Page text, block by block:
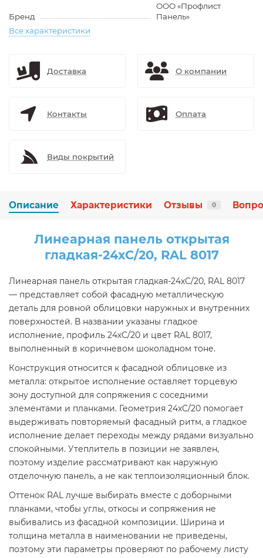
Бренд
ООО «Профлист
Панель»
Все характеристики
Доставка О компании
Контакты Оплата
Виды покрытий
Описание Характеристики Отзывы 0
Линеарная панель открытая
гладкая-24хС/20, RAL 8017
Линеарная панель открытая гладкая-24хС/20, RAL 8017
— представляет собой фасадную металлическую
деталь для ровной облицовки наружных и внутренних
поверхностей. В названии указаны гладкое
исполнение, профиль 24хС/20 и цвет RAL 8017,
выполненный в коричневом шоколадном тоне.
Конструкция относится к фасадной облицовке из
металла: открытое исполнение оставляет торцевую
зону доступной для сопряжения с соседними
элементами и планками. Геометрия 24хС/20 помогает
выдерживать повторяемый фасадный ритм, а гладкое
исполнение делает переходы между рядами визуально
спокойными. Утеплитель в позиции не заявлен,
поэтому изделие рассматривают как наружную
отделочную панель, а не как теплоизоляционный блок.
Оттенок RAL лучше выбирать вместе с доборными
планками, чтобы углы, откосы и сопряжения не
выбивались из фасадной композиции. Ширина и
толщина металла в наименовании не приведены,
поэтому эти параметры проверяют по рабочему листу